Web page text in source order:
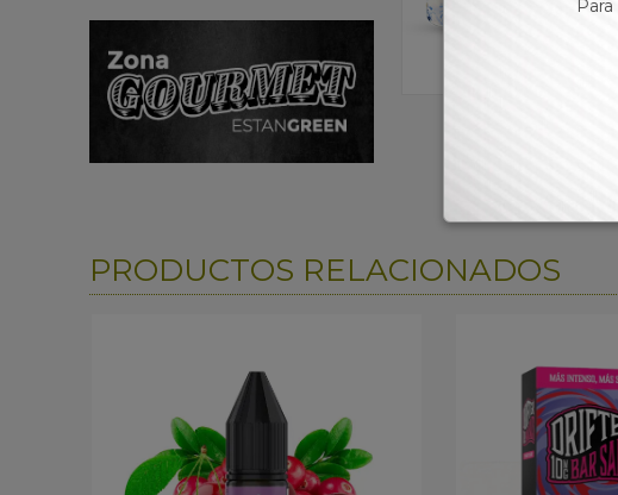
PRODUCTOS RELACIONADOS